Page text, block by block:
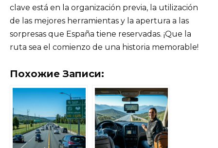
clave está en la organización previa, la utilización
de las mejores herramientas y la apertura a las
sorpresas que España tiene reservadas. ¡Que la
ruta sea el comienzo de una historia memorable!
Похожие Записи: